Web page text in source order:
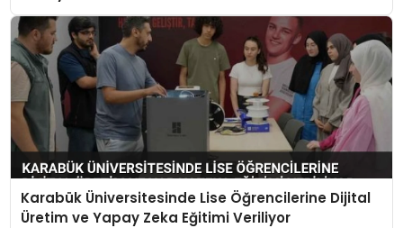
Karabük Üniversitesinde Lise Öğrencilerine Dijital
Üretim ve Yapay Zeka Eğitimi Veriliyor